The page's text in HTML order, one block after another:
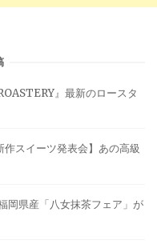
』最新のロースタ
スイーツ発表会】あの高級
岡県産「八女抹茶フェア」が